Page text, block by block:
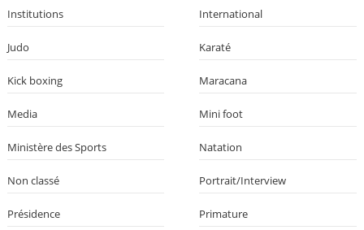
Institutions International
Judo Karaté
Kick boxing Maracana
Media Mini foot
Ministère des Sports Natation
Non classé Portrait/Interview
Présidence Primature